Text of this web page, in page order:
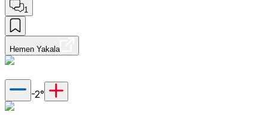
1
Hemen Yakala
-2°